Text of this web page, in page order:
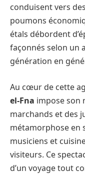
conduisent vers
poumons
étals débordent
façonnés selon un
génération en
Au cœur de cette
el-Fna impose son
marchands et des
métamorphose en
musiciens et
visiteurs. Ce
d’un voyage tout